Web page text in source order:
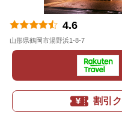
4.6
山形県鶴岡市湯野浜1-8-7
割引